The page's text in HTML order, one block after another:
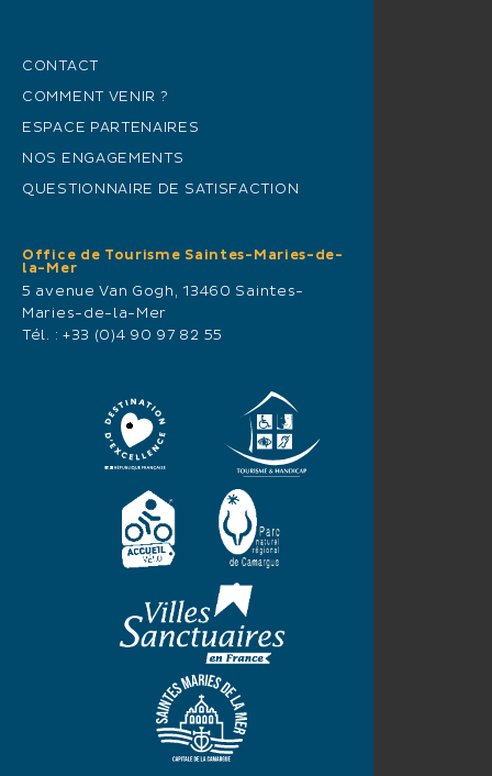
CONTACT
COMMENT VENIR ?
ESPACE PARTENAIRES
NOS ENGAGEMENTS
QUESTIONNAIRE DE SATISFACTION
Office de Tourisme Saintes-Maries-de-
la-Mer
5 avenue Van Gogh, 13460 Saintes-
Maries-de-la-Mer
Tél. : +33 (0)4 90 97 82 55